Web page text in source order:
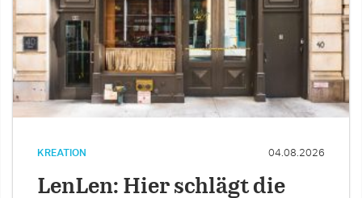
KREATION 04.08.2026
LenLen: Hier schlägt die